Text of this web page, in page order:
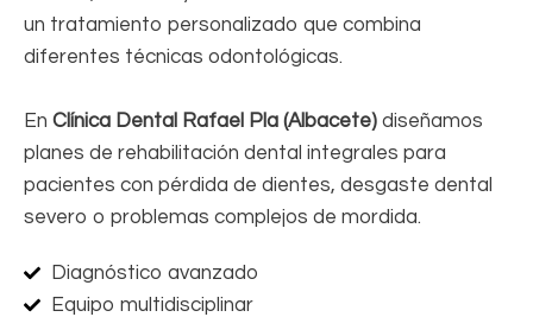
un tratamiento personalizado que combina
diferentes técnicas odontológicas.
En Clínica Dental Rafael Pla (Albacete) diseñamos
planes de rehabilitación dental integrales para
pacientes con pérdida de dientes, desgaste dental
severo o problemas complejos de mordida.
Diagnóstico avanzado
Equipo multidisciplinar